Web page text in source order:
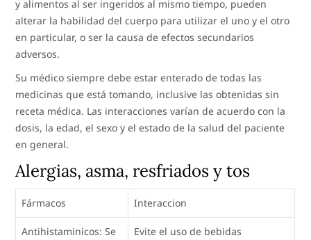
y alimentos al ser ingeridos al mismo tiempo, pueden
alterar la habilidad del cuerpo para utilizar el uno y el otro
en particular, o ser la causa de efectos secundarios
adversos.
Su médico siempre debe estar enterado de todas las
medicinas que está tomando, inclusive las obtenidas sin
receta médica. Las interacciones varían de acuerdo con la
dosis, la edad, el sexo y el estado de la salud del paciente
en general.
Alergias, asma, resfriados y tos
Fármacos Interaccion
Antihistaminicos: Se
Evite el uso de bebidas